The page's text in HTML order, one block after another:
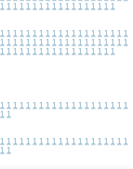
1 1 1 1 1 1 1 1 1 1 1 1 1 1 1 1 1 1
1 1 1 1 1 1 1 1 1 1 1 1 1 1 1 1 1 1 1 1
1 1 1 1 1 1 1 1 1 1 1 1 1 1 1 1 1 1 1 1
1 1 1 1 1 1 1 1 1 1 1 1 1 1 1 1 1 1
1 1 1 1 1 1 1 1 1 1 1 1 1 1 1 1 1 1 1 1
1 1
1 1 1 1 1 1 1 1 1 1 1 1 1 1 1 1 1 1 1 1
1 1